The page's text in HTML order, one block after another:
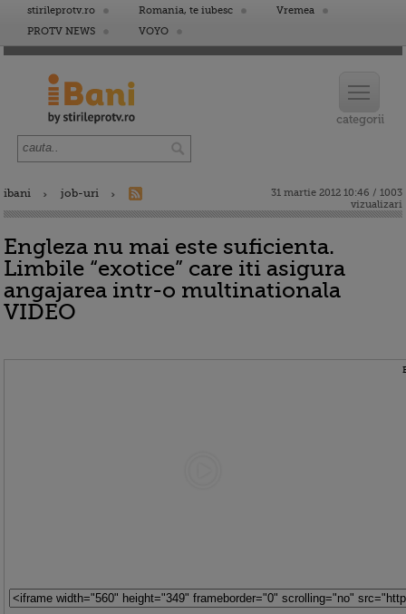
stirileprotv.ro Romania, te iubesc
Vremea
PROTV NEWS
VOYO
ibani job-uri
31 martie 2012 10:46 / 1003
vizualizari
Engleza nu mai este suficienta.
Limbile “exotice” care iti asigura
angajarea intr-o multinationala
VIDEO